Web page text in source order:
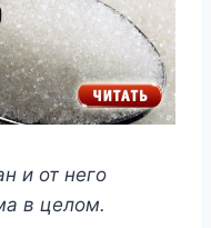
и от него
в целом.